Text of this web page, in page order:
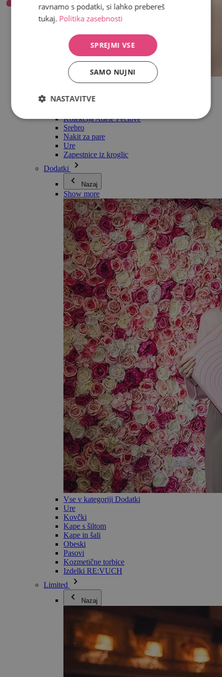
Vse v kategoriji Nakit
Zapestnice
Kolekcija Adéle Pečlové
Srebro
Nakit za pare
Ure
Zapestnice iz kroglic
Dodatki
Nazaj
Show more
Vse v kategoriji Dodatki
Ure
Kovčki
Kape s šiltom
Kape in šali
Obeski
Pasovi
Kozmetične torbice
Izdelki RE:VUCH
Limited
Nazaj
ravnamo s podatki, si lahko prebereš
tukaj. Politika zasebnosti
SPREJMI VSE
SAMO NUJNI
NASTAVITVE